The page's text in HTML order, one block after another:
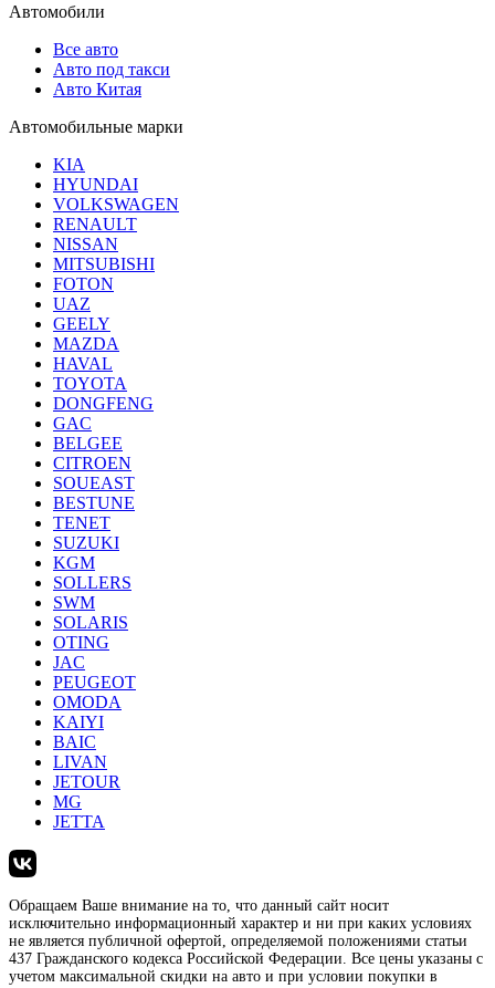
Автомобили
Все авто
Авто под такси
Авто Китая
Автомобильные марки
KIA
HYUNDAI
VOLKSWAGEN
RENAULT
NISSAN
MITSUBISHI
FOTON
UAZ
GEELY
MAZDA
HAVAL
TOYOTA
DONGFENG
GAC
BELGEE
CITROEN
SOUEAST
BESTUNE
TENET
SUZUKI
KGM
SOLLERS
SWM
SOLARIS
OTING
JAC
PEUGEOT
OMODA
KAIYI
BAIC
LIVAN
JETOUR
MG
JETTA
Обращаем Ваше внимание на то, что данный сайт носит
исключительно информационный характер и ни при каких условиях
не является публичной офертой, определяемой положениями статьи
437 Гражданского кодекса Российской Федерации. Все цены указаны с
учетом максимальной скидки на авто и при условии покупки в